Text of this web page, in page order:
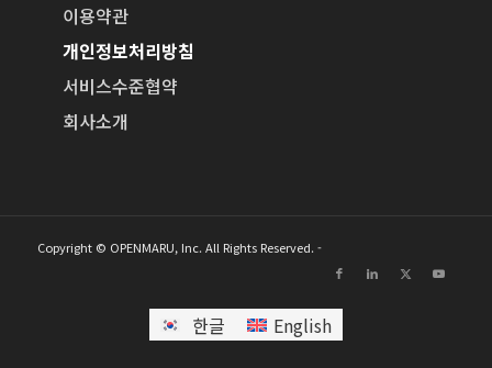
이용약관
개인정보처리방침
서비스수준협약
회사소개
Copyright © OPENMARU, Inc. All Rights Reserved. -
한글 English